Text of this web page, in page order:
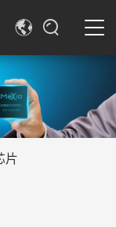
English
SEARCH
片